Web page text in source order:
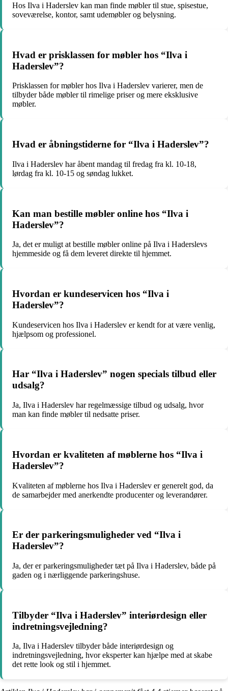
Hos Ilva i Haderslev kan man finde møbler til stue, spisestue,
soveværelse, kontor, samt udemøbler og belysning.
Hvad er prisklassen for møbler hos “Ilva i
Haderslev”?
Prisklassen for møbler hos Ilva i Haderslev varierer, men de
tilbyder både møbler til rimelige priser og mere eksklusive
møbler.
Hvad er åbningstiderne for “Ilva i Haderslev”?
Ilva i Haderslev har åbent mandag til fredag fra kl. 10-18,
lørdag fra kl. 10-15 og søndag lukket.
Kan man bestille møbler online hos “Ilva i
Haderslev”?
Ja, det er muligt at bestille møbler online på Ilva i Haderslevs
hjemmeside og få dem leveret direkte til hjemmet.
Hvordan er kundeservicen hos “Ilva i
Haderslev”?
Kundeservicen hos Ilva i Haderslev er kendt for at være venlig,
hjælpsom og professionel.
Har “Ilva i Haderslev” nogen specials tilbud eller
udsalg?
Ja, Ilva i Haderslev har regelmæssige tilbud og udsalg, hvor
man kan finde møbler til nedsatte priser.
Hvordan er kvaliteten af møblerne hos “Ilva i
Haderslev”?
Kvaliteten af møblerne hos Ilva i Haderslev er generelt god, da
de samarbejder med anerkendte producenter og leverandører.
Er der parkeringsmuligheder ved “Ilva i
Haderslev”?
Ja, der er parkeringsmuligheder tæt på Ilva i Haderslev, både på
gaden og i nærliggende parkeringshuse.
Tilbyder “Ilva i Haderslev” interiørdesign eller
indretningsvejledning?
Ja, Ilva i Haderslev tilbyder både interiørdesign og
indretningsvejledning, hvor eksperter kan hjælpe med at skabe
det rette look og stil i hjemmet.